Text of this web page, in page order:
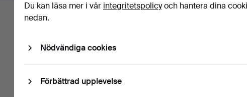
STAMFÖREMÅL I TRÄ.
SNIDADE FÄLLBORD.
Du kan läsa mer i vår integritetspolicyoch hantera dina
nedan.
Nödvändiga cookies
Förbättrad upplevelse